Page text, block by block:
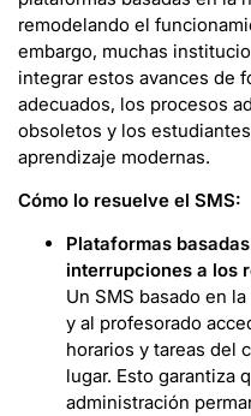
remodelando el
embargo, muchas
integrar estos avances de
adecuados, los procesos
obsoletos y los
aprendizaje modernas.
Cómo lo resuelve el SMS:
Plataformas
interrupciones a los
Un SMS basado en
y al profesorado
horarios y tareas del
lugar. Esto garantiza
administración